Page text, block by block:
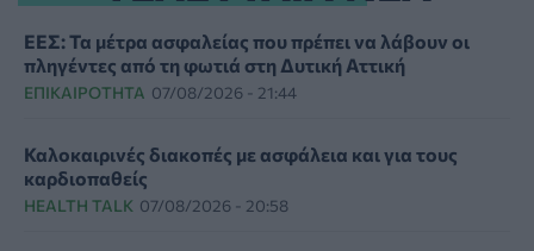
ΕΕΣ: Τα μέτρα ασφαλείας που πρέπει να λάβουν οι
πληγέντες από τη φωτιά στη Δυτική Αττική
ΕΠΙΚΑΙΡΌΤΗΤΑ 07/08/2026 - 21:44
Καλοκαιρινές διακοπές με ασφάλεια και για τους
καρδιοπαθείς
HEALTH TALK 07/08/2026 - 20:58